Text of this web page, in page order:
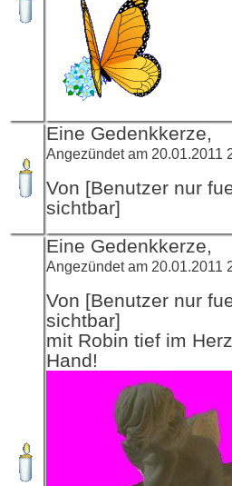
Eine Gedenkkerze,
Angezündet am 20.01.2011
Von [Benutzer nur
sichtbar]
Eine Gedenkkerze,
Angezündet am 20.01.2011
Von [Benutzer nur
sichtbar]
mit Robin tief im
Hand!